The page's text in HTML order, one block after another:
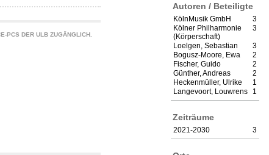
Autoren / Beteiligte
3
KölnMusik GmbH
3
Kölner Philharmonie
(Körperschaft)
3
Loelgen, Sebastian
2
Bogusz-Moore, Ewa
2
Fischer, Guido
2
Günther, Andreas
1
Heckenmüller, Ulrike
1
Langevoort, Louwrens
Zeiträume
3
2021-2030
PCS DER ULB ZUGÄNGLICH.